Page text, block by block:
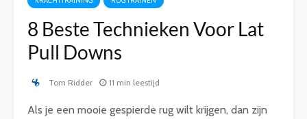
8 Beste Technieken Voor Lat
Pull Downs
Tom Ridder 11 min leestijd
Als je een mooie gespierde rug wilt krijgen, dan zijn